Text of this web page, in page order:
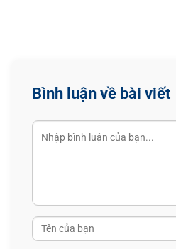
Bình luận về bài viết